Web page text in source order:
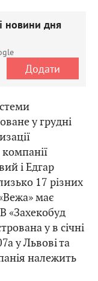
новини дня
Додати
у грудні
і Едгар
17 різних
має
«Захекобуд
у в січні
у Львові та
належить